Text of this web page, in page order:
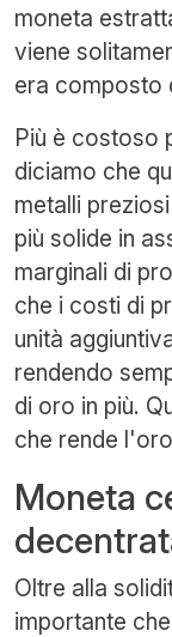
moneta
viene
era composto
Più è costoso
diciamo che
metalli
più solide in
marginali di
che i costi di
unità
rendendo
di oro in più.
che rende
Moneta
Oltre alla
importante